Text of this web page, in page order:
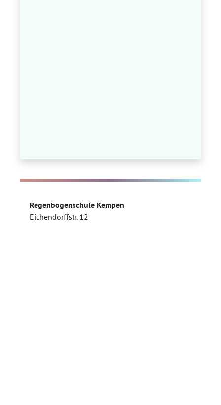
Regenbogenschule Kempen
Eichendorffstr. 12